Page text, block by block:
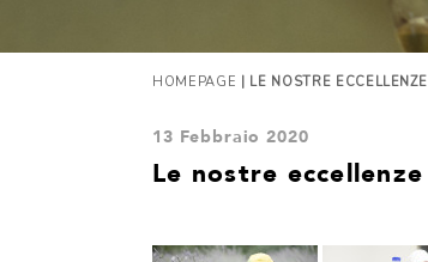
HOMEPAGE | LE NOSTRE ECCELLENZE
13 Febbraio 2020
Le nostre eccellenze